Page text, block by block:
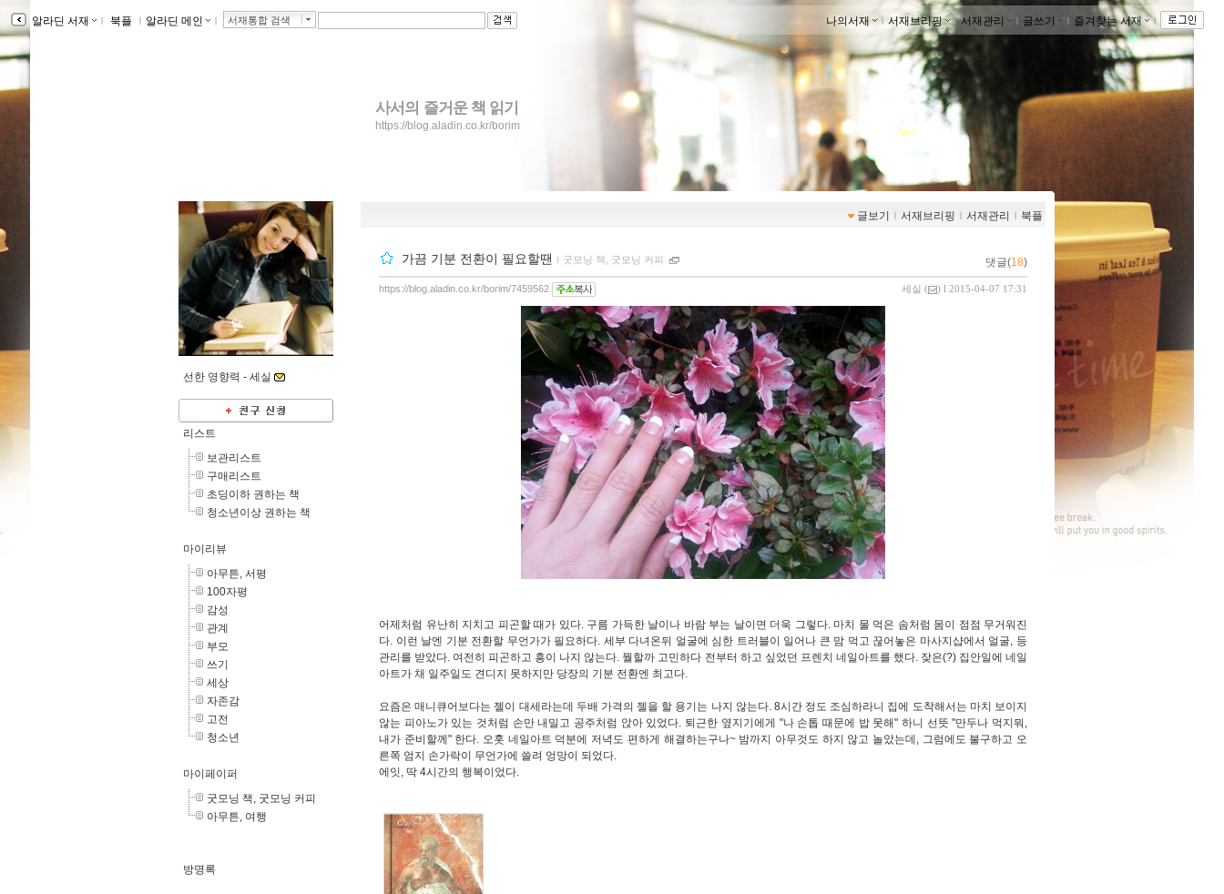
알라딘 서재 ｌ 북플 ｌ 알라딘 메인 ｌ 서재통합 검색 나의서재 ｌ서재브리핑 ｌ서재관리 ｌ 글쓰기 ｌ 즐겨찾는 서재 ｌ
사서의 즐거운 책 읽기
https://blog.aladin.co.kr/borim
글보기 ｌ 서재브리핑 ｌ 서재관리 ｌ 북플
가끔 기분 전환이 필요할땐 ｌ 굿모닝 책, 굿모닝 커피 댓글(18)
세실 ( ) l 2015-04-07 17:31
https://blog.aladin.co.kr/borim/7459562
어제처럼 유난히 지치고 피곤할 때가 있다. 구름 가득한 날이나 바람 부는 날이면 더욱 그렇다. 마치 물 먹은 솜처럼 몸이 점점 무거워진
다. 이런 날엔 기분 전환할 무언가가 필요하다. 세부 다녀온뒤 얼굴에 심한 트러블이 일어나 큰 맘 먹고 끊어놓은 마사지샵에서 얼굴, 등
관리를 받았다. 여전히 피곤하고 흥이 나지 않는다. 뭘할까 고민하다 전부터 하고 싶었던 프렌치 네일아트를 했다. 잦은(?) 집안일에 네일
아트가 채 일주일도 견디지 못하지만 당장의 기분 전환엔 최고다.
요즘은 매니큐어보다는 젤이 대세라는데 두배 가격의 젤을 할 용기는 나지 않는다. 8시간 정도 조심하라니 집에 도착해서는 마치 보이지
않는 피아노가 있는 것처럼 손만 내밀고 공주처럼 앉아 있었다. 퇴근한 옆지기에게 "나 손톱 때문에 밥 못해" 하니 선뜻 "만두나 먹지뭐,
내가 준비할께" 한다. 오홋 네일아트 덕분에 저녁도 편하게 해결하는구나~ 밤까지 아무것도 하지 않고 놀았는데, 그럼에도 불구하고 오
른쪽 엄지 손가락이 무언가에 쓸려 엉망이 되었다.
에잇, 딱 4시간의 행복이었다.
선한 영향력 - 세실
리스트
보관리스트
구매리스트
초딩이하 권하는 책
청소년이상 권하는 책
마이리뷰
아무튼, 서평
100자평
감성
관계
부모
쓰기
세상
자존감
고전
청소년
마이페이퍼
굿모닝 책, 굿모닝 커피
아무튼, 여행
방명록